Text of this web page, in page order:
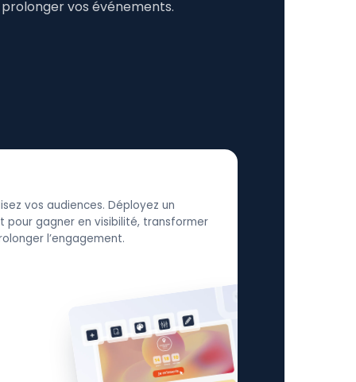
vos événements.
vos audiences. Déployez un
gagner en visibilité, transformer
l’engagement.